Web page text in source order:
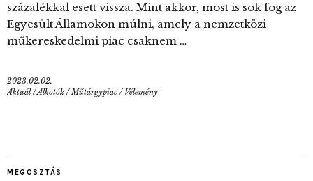
százalékkal esett vissza. Mint akkor, most is sok fog az
Egyesült Államokon múlni, amely a nemzetközi
műkereskedelmi piac csaknem …
2023.02.02.
Aktuál/Alkotók /Műtárgypiac / Vélemény
MEGOSZTÁS